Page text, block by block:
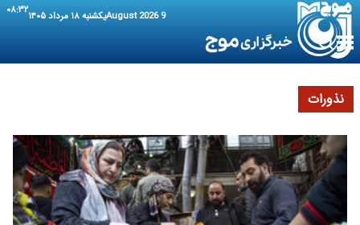
9 August 2026 یکشنبه ۱۸ مرداد ۱۴۰۵ ۰۸:۳۲
نذورات